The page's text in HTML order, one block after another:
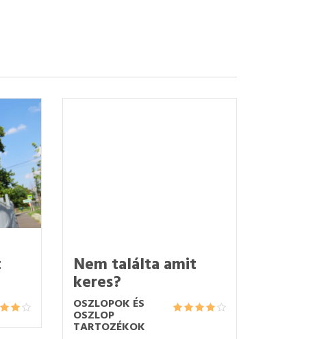
Nem találta amit
keres?
OSZLOPOK ÉS
OSZLOP
TARTOZÉKOK